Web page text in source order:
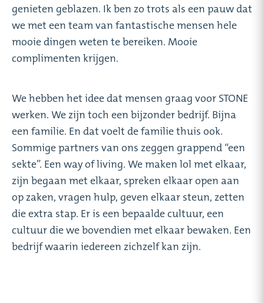
genieten geblazen. Ik ben zo trots als een pauw dat
we met een team van fantastische mensen hele
mooie dingen weten te bereiken. Mooie
complimenten krijgen.
We hebben het idee dat mensen graag voor STONE
werken. We zijn toch een bijzonder bedrijf. Bijna
een familie. En dat voelt de familie thuis ook.
Sommige partners van ons zeggen grappend “een
sekte”. Een way of living. We maken lol met elkaar,
zijn begaan met elkaar, spreken elkaar open aan
op zaken, vragen hulp, geven elkaar steun, zetten
die extra stap. Er is een bepaalde cultuur, een
cultuur die we bovendien met elkaar bewaken. Een
bedrijf waarin iedereen zichzelf kan zijn.